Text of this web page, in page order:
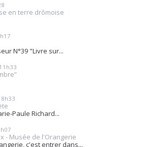
en terre drômoise
N°39 "Livre sur...
11h33
Paule Richard...
- Musée de l'Orangerie
c'est entrer dans...